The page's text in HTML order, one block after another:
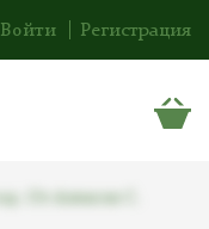
Войти Регистрация